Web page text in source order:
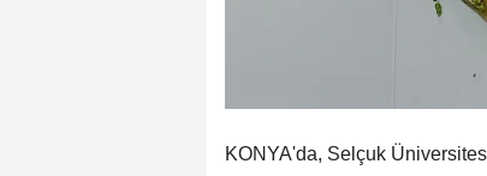
KONYA'da, Selçuk